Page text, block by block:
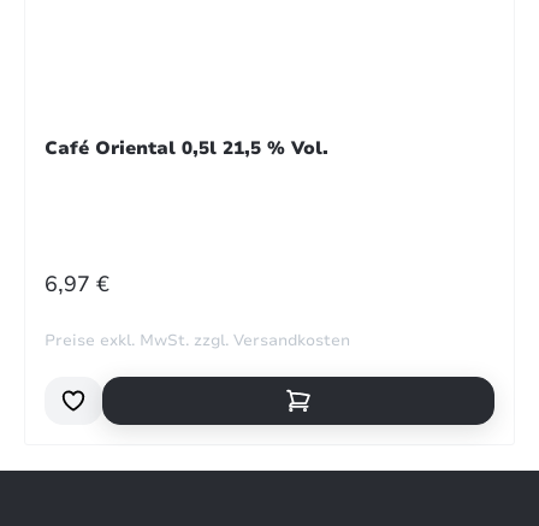
Café Oriental 0,5l 21,5 % Vol.
REGULÄRER PREIS:
6,97 €
Preise exkl. MwSt. zzgl. Versandkosten